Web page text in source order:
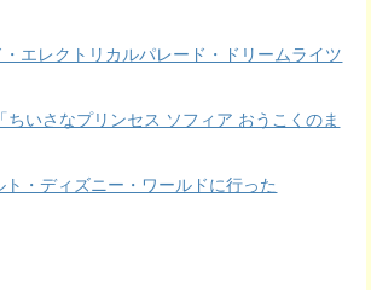
エレクトリカルパレード・ドリームライツ
ちいさなプリンセス ソフィア おうこくのま
・ディズニー・ワールドに行った